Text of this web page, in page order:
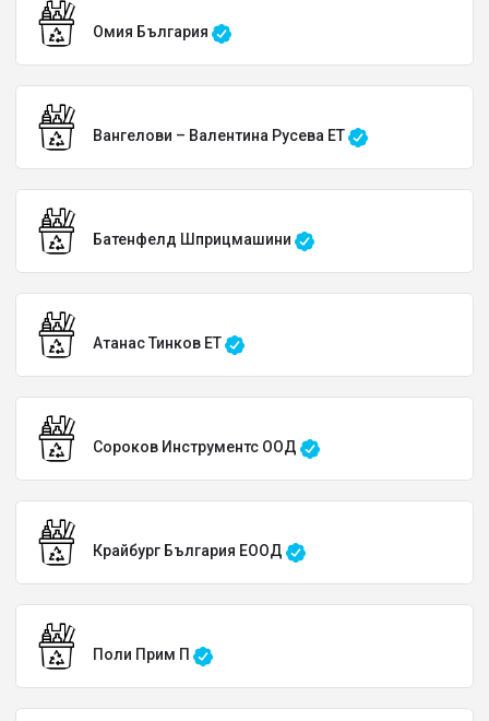
Омия България
Вангелови – Валентина Русева ЕТ
Батенфелд Шприцмашини
Атанас Тинков ЕТ
Сороков Инструментс ООД
Крайбург България EООД
Поли Прим П